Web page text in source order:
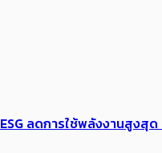
ลดการใช้พลังงานสูง